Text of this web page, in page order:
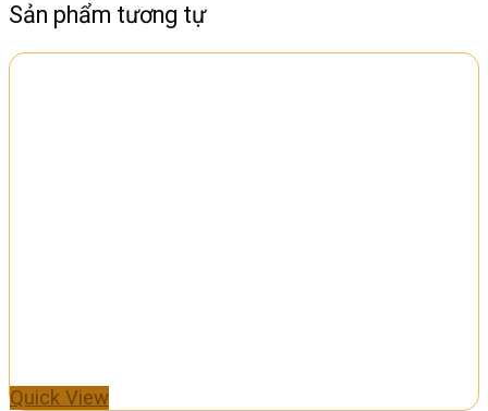
Sản phẩm tương tự
Quick View